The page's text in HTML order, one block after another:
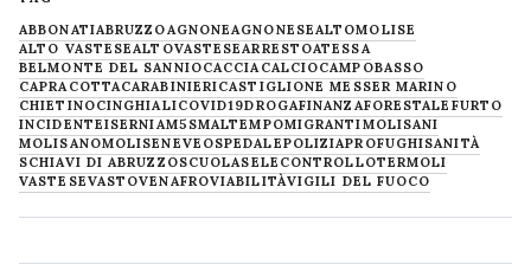
ABBONATIABRUZZOAGNONEAGNONESEALTOMOLISE
ALTO VASTESEALTOVASTESEARRESTOATESSA
BELMONTE DEL SANNIOCACCIACALCIOCAMPOBASSO
CAPRACOTTACARABINIERICASTIGLIONE MESSER MARINO
CHIETINOCINGHIALICOVID19DROGAFINANZAFORESTALE FURTO
INCIDENTEISERNIAM5SMALTEMPOMIGRANTIMOLISANI
MOLISANOMOLISENEVE OSPEDALEPOLIZIAPROFUGHISANITÀ
SCHIAVI DI ABRUZZOSCUOLASELECONTROLLOTERMOLI
VASTESEVASTOVENAFROVIABILITÀVIGILI DEL FUOCO